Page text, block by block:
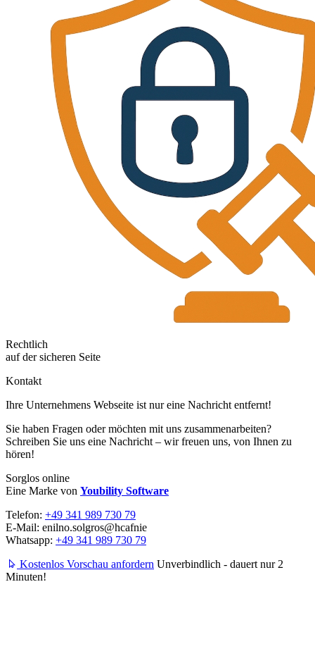
Rechtlich
auf der sicheren Seite
Kontakt
Ihre Unternehmens Webseite ist nur eine Nachricht entfernt!
Sie haben Fragen oder möchten mit uns zusammenarbeiten?
Schreiben Sie uns eine Nachricht – wir freuen uns, von Ihnen zu
hören!
Sorglos online
Eine Marke von Youbility Software
Telefon: +49 341 989 730 79
E-Mail: enilno.solgros@hcafnie
Whatsapp: +49 341 989 730 79
Kostenlos Vorschau anfordern Unverbindlich - dauert nur 2
Minuten!